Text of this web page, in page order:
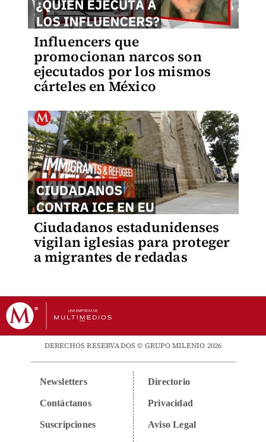
Influencers que
promocionan narcos son
ejecutados por los mismos
cárteles en México
Ciudadanos estadunidenses
vigilan iglesias para proteger
a migrantes de redadas
DERECHOS RESERVADOS © GRUPO MILENIO 2026
Newsletters
Contáctanos
Suscripciones
Directorio
Privacidad
Aviso Legal